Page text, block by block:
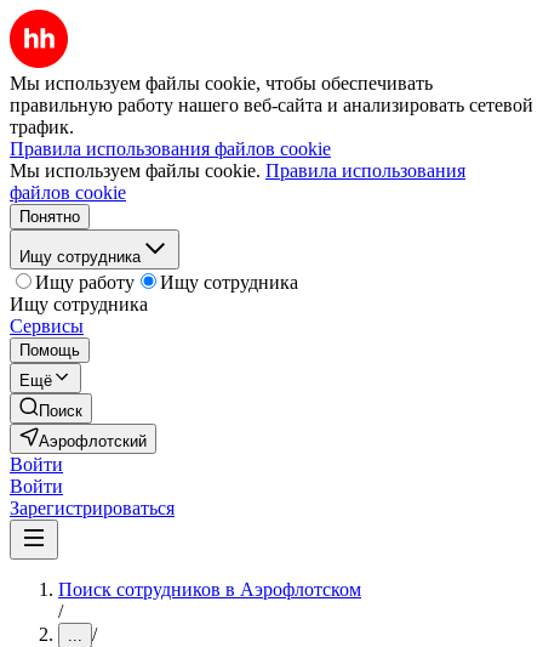
Мы используем файлы cookie, чтобы обеспечивать
правильную работу нашего веб-сайта и анализировать сетевой
трафик.
Правила использования файлов cookie
Мы используем файлы cookie. Правила использования
файлов cookie
Понятно
Ищу сотрудника
Ищу работу
Ищу сотрудника
Ищу сотрудника
Сервисы
Помощь
Ещё
Поиск
Аэрофлотский
Войти
Войти
Зарегистрироваться
Поиск сотрудников в Аэрофлотском
/
... /